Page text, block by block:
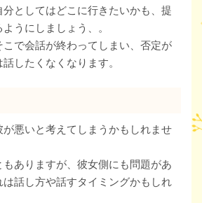
としてはどこに行きたいかも、提
うにしましょう、。
で会話が終わってしまい、否定が
したくなくなります。
悪いと考えてしまうかもしれませ
ありますが、彼女側にも問題があ
は話し方や話すタイミングかもしれ